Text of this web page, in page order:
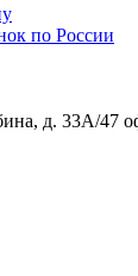
по России
д. 33А/47